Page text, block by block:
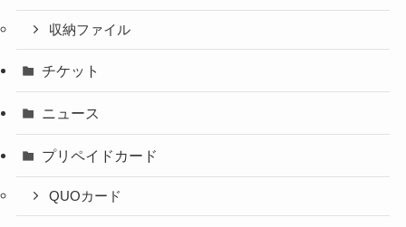
収納ファイル
チケット
ニュース
プリペイドカード
QUOカード